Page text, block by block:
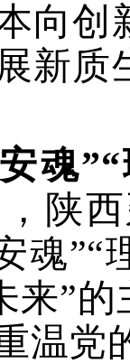
向创
新质
魂
，陕
魂”“
来”
温党